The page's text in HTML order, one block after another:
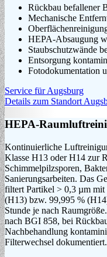
Rückbau befallener
Mechanische
HEPA-Absaugung
Staubschutzwände
Entsorgung
Fotodokumentation
Service für Augsburg
Details zum Standort
Kontinuierliche
Klasse H13 oder H14 zur
Schimmelpilzsporen,
Sanierungsarbeiten. Das
filtert Partikel > 0,3 µm mit
(H13) bzw. 99,995 %
Stunde je nach
nach BGI 858, bei
Nachbehandlung
Filterwechsel dokumentiert.